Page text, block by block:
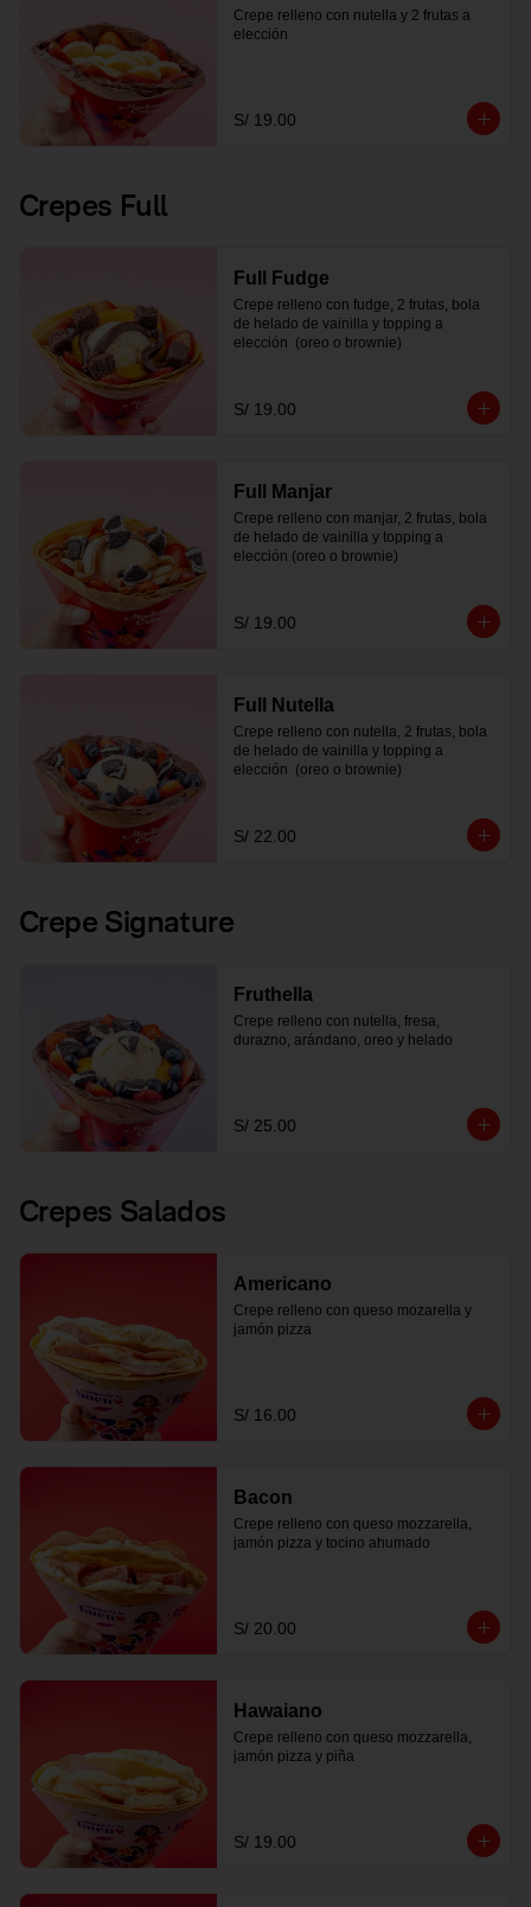
Crepe relleno con nutella y 2 frutas a
elección
S/ 19.00
Crepes Full
Full Fudge
Crepe relleno con fudge, 2 frutas, bola
de helado de vainilla y topping a
elección  (oreo o brownie)
S/ 19.00
Full Manjar
Crepe relleno con manjar, 2 frutas, bola
de helado de vainilla y topping a
elección (oreo o brownie)
S/ 19.00
Full Nutella
Crepe relleno con nutella, 2 frutas, bola
de helado de vainilla y topping a
elección  (oreo o brownie)
S/ 22.00
Crepe Signature
Fruthella
Crepe relleno con nutella, fresa,
durazno, arándano, oreo y helado
S/ 25.00
Crepes Salados
Americano
Crepe relleno con queso mozarella y
jamón pizza
S/ 16.00
Bacon
Crepe relleno con queso mozzarella,
jamón pizza y tocino ahumado
S/ 20.00
Hawaiano
Crepe relleno con queso mozzarella,
jamón pizza y piña
S/ 19.00